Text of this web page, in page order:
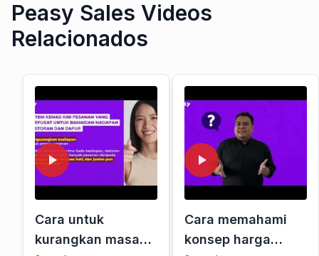
Peasy Sales Videos
Relacionados
Cara untuk
kurangkan masa
Cara memahami
konsep harga